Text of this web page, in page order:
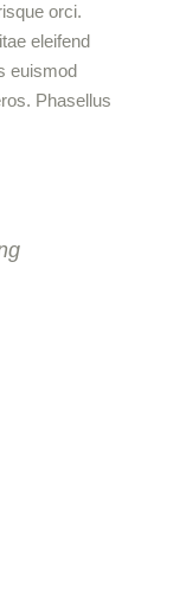
orci.
eleifend
euismod
Phasellus